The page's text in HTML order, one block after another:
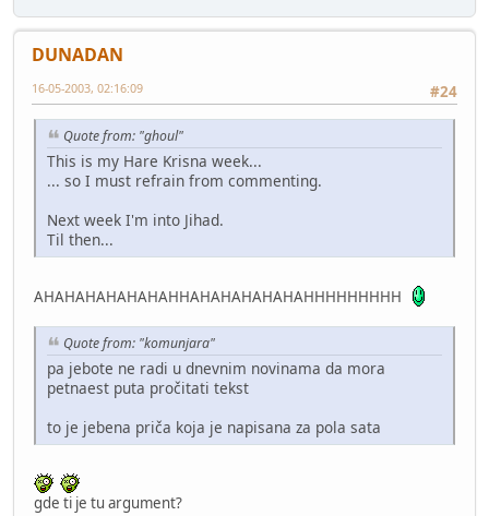
DUNADAN
#24
16-05-2003, 02:16:09
Quote from: "ghoul"
This is my Hare Krisna week...
... so I must refrain from commenting.
Next week I'm into Jihad.
Til then...
AHAHAHAHAHAHAHHAHAHAHAHAHAHHHHHHHHH
Quote from: "komunjara"
pa jebote ne radi u dnevnim novinama da mora
petnaest puta pročitati tekst
to je jebena priča koja je napisana za pola sata
gde ti je tu argument?